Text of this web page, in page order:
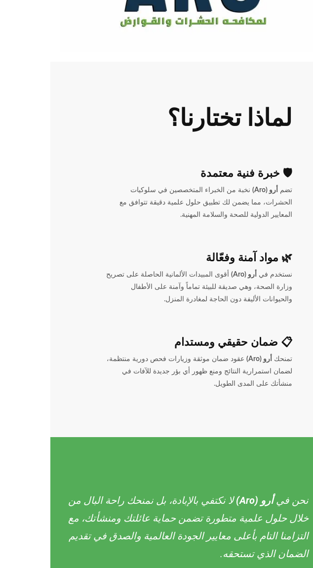
لماذا تختارنا؟
🛡️ خبرة فنية معتمدة
تضم أرو (Aro)
نخبة من الخبراء المتخصصين في سلوكيات
الحشرات، مما يضمن لك تطبيق حلول علمية دقيقة تتوافق مع
المعايير الدولية للصحة والسلامة المهنية.
🌿 مواد آمنة وفعّالة
نستخدم في أرو (Aro)
أقوى المبيدات الألمانية الحاصلة على تصريح
وزارة الصحة، وهي صديقة للبيئة تماماً وآمنة على الأطفال
والحيوانات الأليفة دون الحاجة لمغادرة المنزل.
📋 ضمان حقيقي ومستدام
تمنحك أرو (Aro)
عقود ضمان موثقة وزيارات فحص دورية منتظمة،
لضمان استمرارية النتائج ومنع ظهور أي بؤر جديدة للآفات في
منشأتك على المدى الطويل.
نحن فيأرو (Aro)
لا نكتفي بالإبادة، بل نمنحك راحة البال من
خلال حلول علمية متطورة تضمن حماية عائلتك ومنشأتك، مع
التزامنا التام بأعلى معايير الجودة العالمية والصدق في تقديم
الضمان الذي تستحقه.